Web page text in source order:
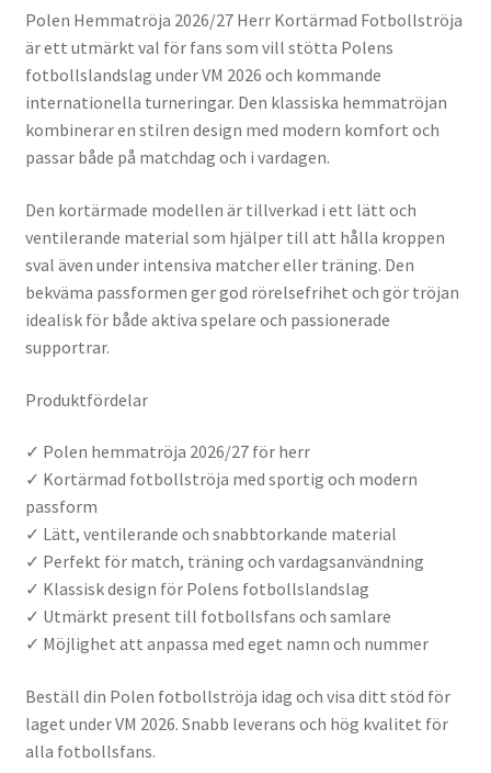
Polen Hemmatröja 2026/27 Herr Kortärmad Fotbollströja
är ett utmärkt val för fans som vill stötta Polens
fotbollslandslag under VM 2026 och kommande
internationella turneringar. Den klassiska hemmatröjan
kombinerar en stilren design med modern komfort och
passar både på matchdag och i vardagen.
Den kortärmade modellen är tillverkad i ett lätt och
ventilerande material som hjälper till att hålla kroppen
sval även under intensiva matcher eller träning. Den
bekväma passformen ger god rörelsefrihet och gör tröjan
idealisk för både aktiva spelare och passionerade
supportrar.
Produktfördelar
✓ Polen hemmatröja 2026/27 för herr
✓ Kortärmad fotbollströja med sportig och modern
passform
✓ Lätt, ventilerande och snabbtorkande material
✓ Perfekt för match, träning och vardagsanvändning
✓ Klassisk design för Polens fotbollslandslag
✓ Utmärkt present till fotbollsfans och samlare
✓ Möjlighet att anpassa med eget namn och nummer
Beställ din Polen fotbollströja idag och visa ditt stöd för
laget under VM 2026. Snabb leverans och hög kvalitet för
alla fotbollsfans.